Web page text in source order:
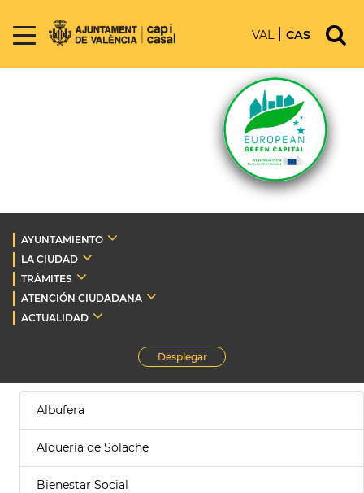
VAL CAS
AYUNTAMIENTO
LA CIUDAD
TRÁMITES
ATENCIÓN CIUDADANA
ACTUALIDAD
Desplegar
Albufera
Alquería de Solache
Bienestar Social